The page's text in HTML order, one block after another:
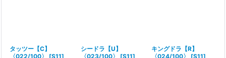
タッツー【C】
〈022/100〉
[S11]
シードラ【U】
〈023/100〉
[S11]
キングドラ【R】
〈024/100〉
[S11]